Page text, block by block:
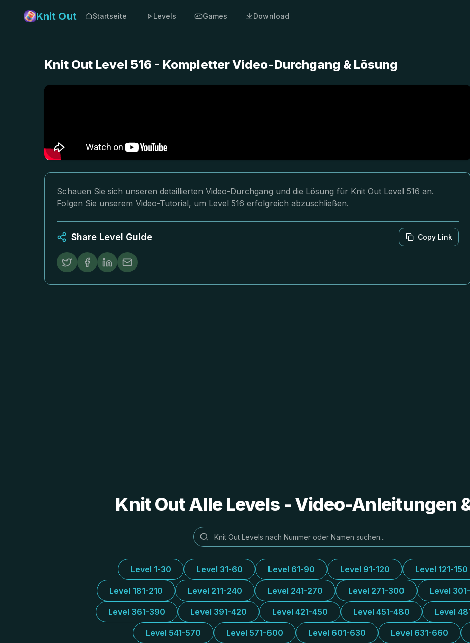
Knit Out Startseite Levels Games Download
Knit Out Level 516 - Kompletter Video-Durchgang & Lösung
Schauen Sie sich unseren detaillierten Video-Durchgang und die Lösung für Knit Out Level 516 an.
Folgen Sie unserem Video-Tutorial, um Level 516 erfolgreich abzuschließen.
Share Level Guide Copy Link
Knit Out Alle Levels - Video-Anleitungen
Level 1-30 Level 31-60 Level 61-90 Level 91-120 Level 121-150
Level 181-210 Level 211-240 Level 241-270 Level 271-300 Level
Level 361-390 Level 391-420 Level 421-450 Level 451-480 Level
Level 541-570 Level 571-600 Level 601-630 Level 631-660